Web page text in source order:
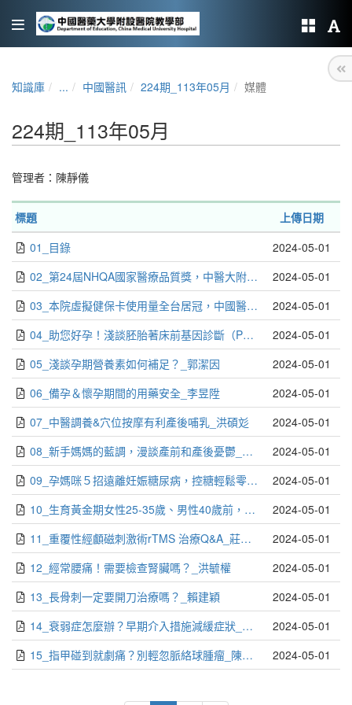
知識庫 ... 中國醫訊 224期_113年05月 媒體
224期_113年05月
管理者： 陳靜儀
標題
上傳日期
01_目錄
2024-05-01
02_第24屆NHQA國家醫療品質獎，中醫大附醫榮獲35項大獎全國第一_編輯部
2024-05-01
03_本院虛擬健保卡使用量全台居冠，中國醫點通APP就醫更方便_編輯部
2024-05-01
04_助您好孕！淺談胚胎著床前基因診斷（PGT-M）_陳萱儒
2024-05-01
05_淺談孕期營養素如何補足？_郭潔因
2024-05-01
06_備孕＆懷孕期間的用藥安全_李昱陞
2024-05-01
07_中醫調養&穴位按摩有利產後哺乳_洪碩彣
2024-05-01
08_新手媽媽的藍調，漫談產前和產後憂鬱_張倍禎
2024-05-01
09_孕媽咪５招遠離妊娠糖尿病，控糖輕鬆零負擔_國民健康署
2024-05-01
10_生育黃金期女性25-35歲、男性40歲前，晚婚遲育使孕程及生產風險增加_國民健康署
2024-05-01
11_重覆性經顱磁刺激術rTMS 治療Q&A_莊暘安
2024-05-01
12_經常腰痛！需要檢查腎臟嗎？_洪毓權
2024-05-01
13_長骨刺一定要開刀治療嗎？_賴建穎
2024-05-01
14_衰弱症怎麼辦？早期介入措施減緩症狀_林志學
2024-05-01
15_指甲碰到就劇痛？別輕忽脈絡球腫瘤_陳駿升
2024-05-01